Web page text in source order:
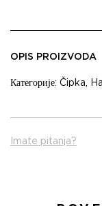
OPIS PROIZVODA
Категорије: Čipka,
Imate pitanja?